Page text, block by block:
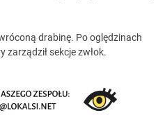
drabinę. Po oględzinach
sekcje zwłok.